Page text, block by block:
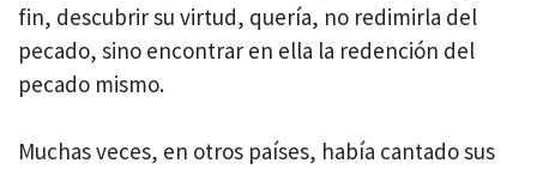
fin, descubrir su virtud, quería, no redimirla del
pecado, sino encontrar en ella la redención del
pecado mismo.
Muchas veces, en otros países, había cantado sus